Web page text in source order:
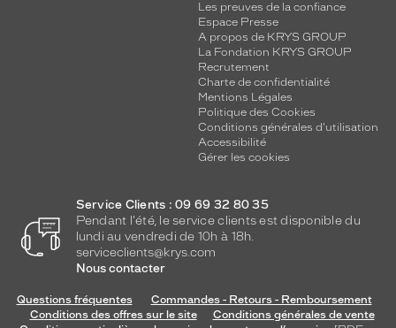
Les preuves de la confiance
Espace Presse
A propos de KRYS GROUP
La Fondation KRYS GROUP
Recrutement
Charte de confidentialité
Mentions Légales
Politique des Cookies
Conditions générales d'utilisation
Accessibilité
Gérer les cookies
Service Clients : 09 69 32 80 35
Pendant l'été, le service clients est disponible du
lundi au vendredi de 10h à 18h.
serviceclients@krys.com
Nous contacter
Questions fréquentes
Commandes - Retours - Remboursement
Conditions des offres sur le site
Conditions générales de vente